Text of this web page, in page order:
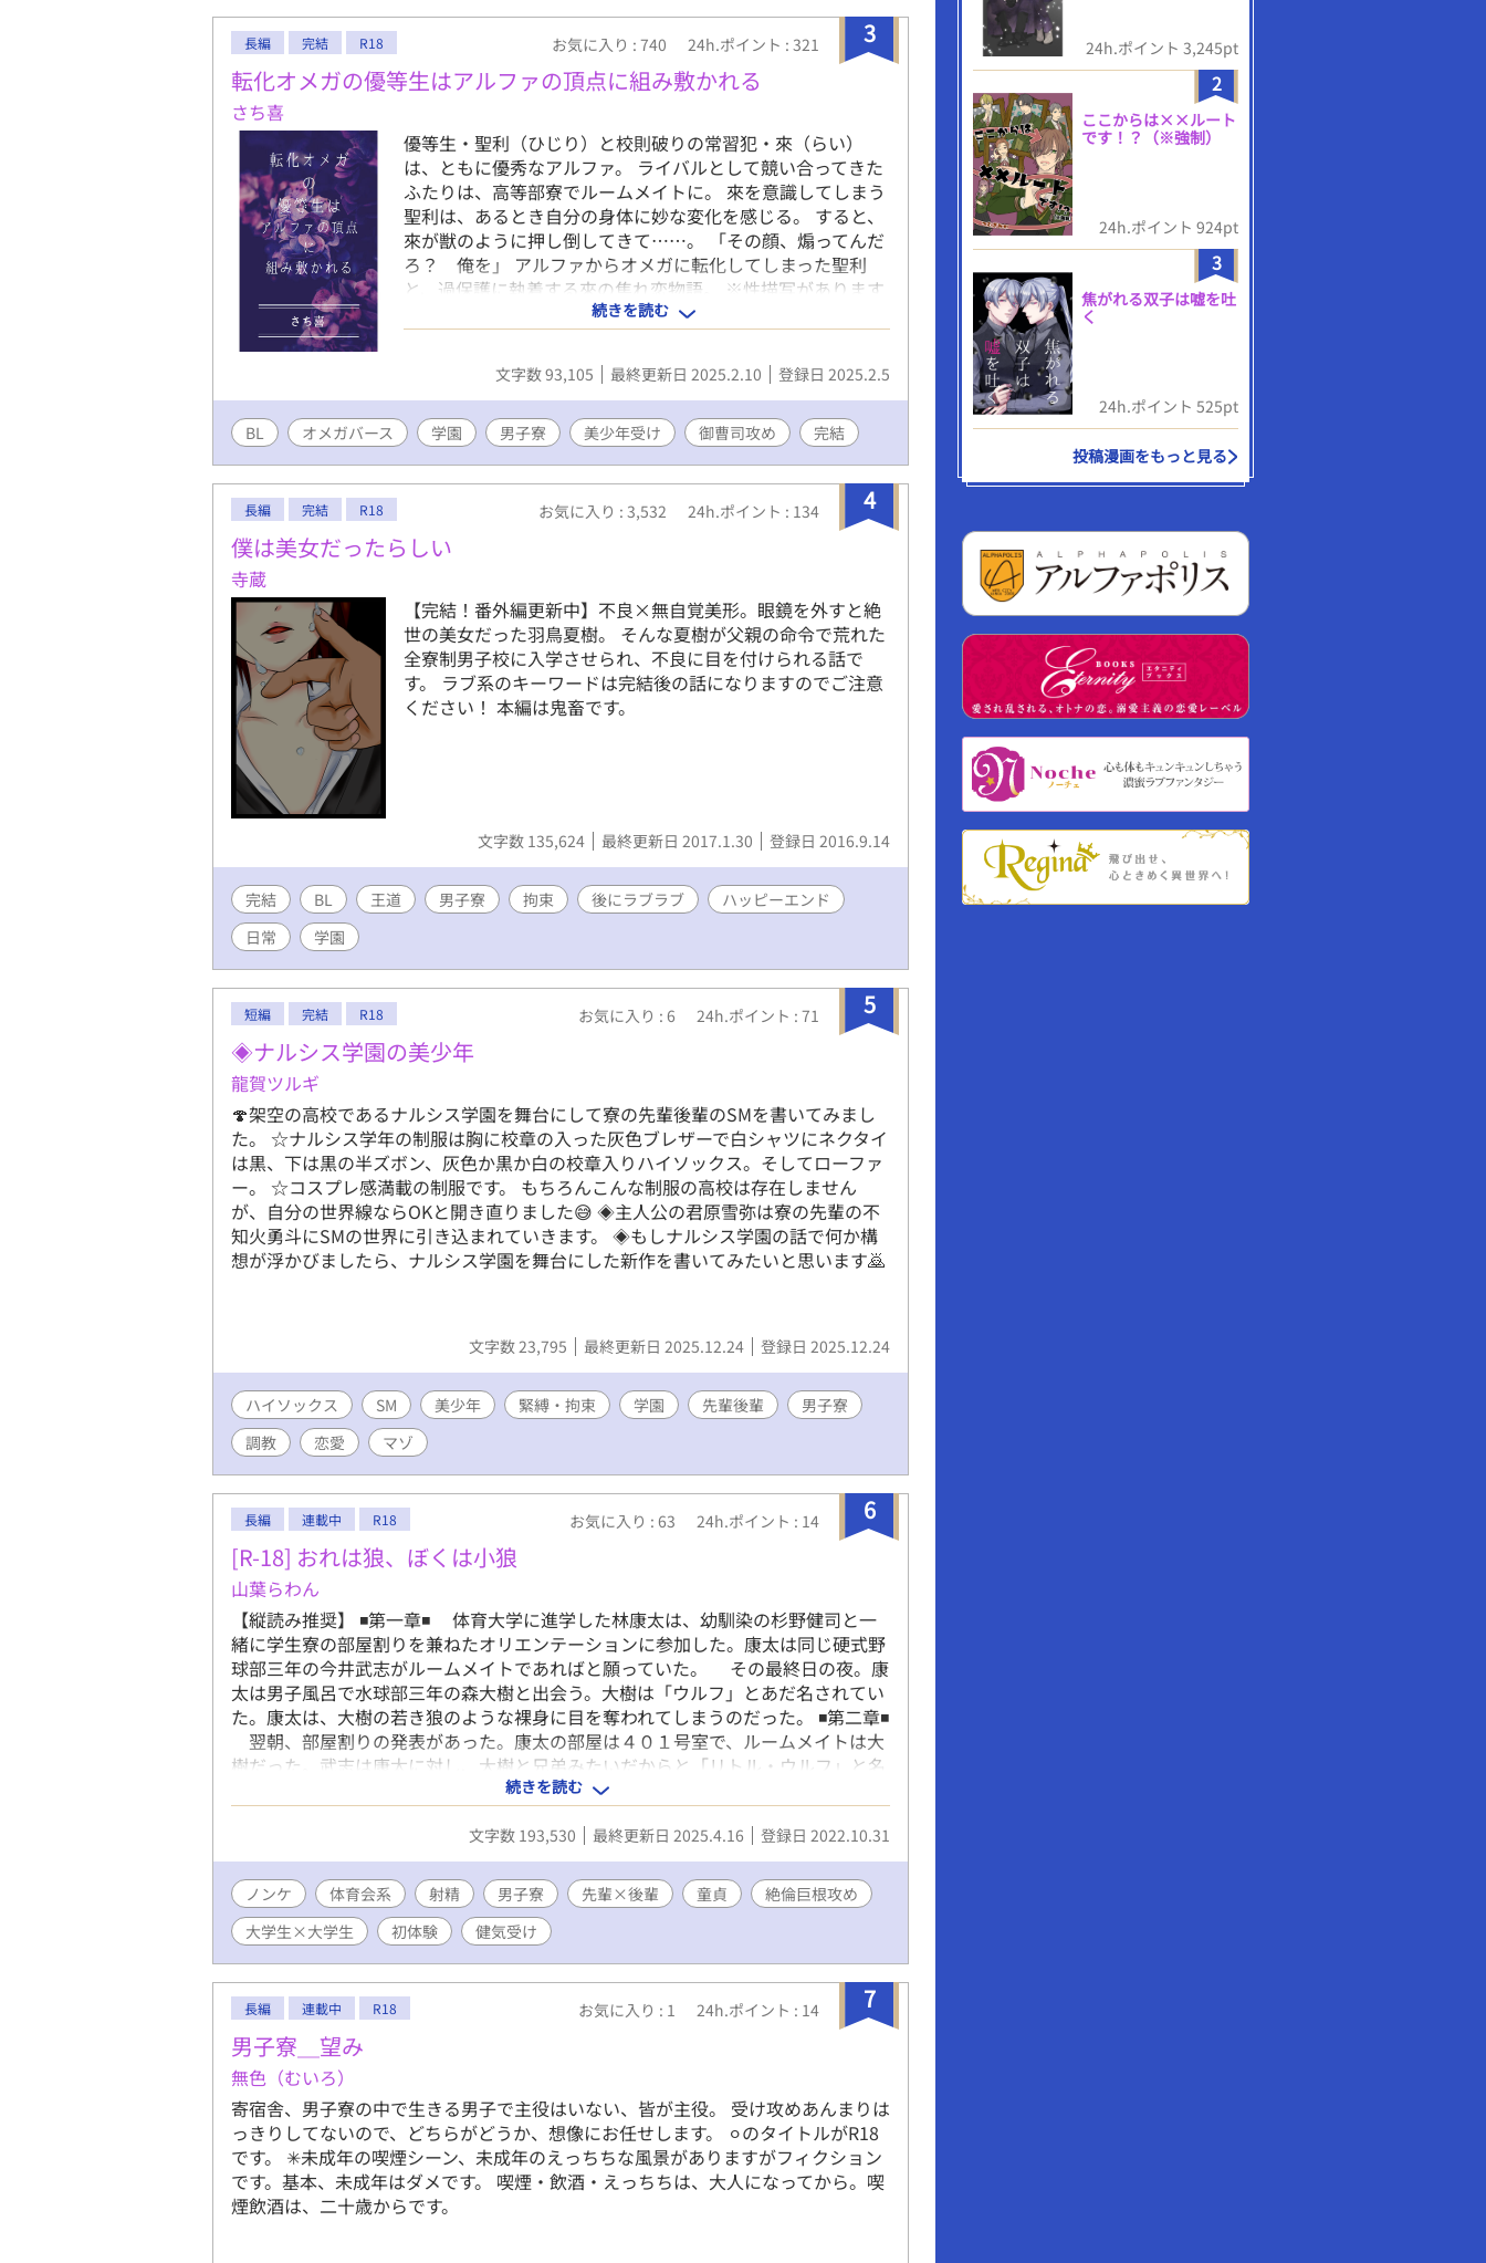
3
長編 完結 R18 お気に入り : 740 24h.ポイント : 321
転化オメガの優等生はアルファの頂点に組み敷かれる
さち喜
優等生・聖利（ひじり）と校則破りの常習犯・來（らい）
は、ともに優秀なアルファ。 ライバルとして競い合ってきた
ふたりは、高等部寮でルームメイトに。 來を意識してしまう
聖利は、あるとき自分の身体に妙な変化を感じる。 すると、
來が獣のように押し倒してきて……。 「その顔、煽ってんだ
ろ？ 俺を」 アルファからオメガに転化してしまった聖利
と、過保護に執着する來の焦れ恋物語。 ※性描写があります
ので、苦手な方はご注意ください。 ※2021年に他サイトで連
載した作品です。ラストに番外編を加筆予定です。 ☆登場人
物☆ 楠見野聖利（くすみのひじり） 高校一年、175センチ、
黒髪の美少年アルファ。 中等部から学年トップの秀才。 來に
ス性が転化しアルファからオメガになってしまう。 海瀬來
（かいせらい） 高校一年、185センチ、端正な顔立ちのアル
ファ。 聖利のライバルで、身体能力は聖利より上。 海瀬グル
ープの御曹司。さらに成績優秀なため、多少素行が悪くても
教師も生徒も手出しできない。 聖利のオメガ転化を前にして
自身を抑えきれず……。
続きを読む
文字数 93,105 最終更新日 2025.2.10 登録日 2025.2.5
BL オメガバース 学園 男子寮 美少年受け 御曹司攻め 完結
4
長編 完結 R18 お気に入り : 3,532 24h.ポイント : 134
僕は美女だったらしい
寺蔵
【完結！番外編更新中】不良×無自覚美形。眼鏡を外すと絶
世の美女だった羽鳥夏樹。 そんな夏樹が父親の命令で荒れた
全寮制男子校に入学させられ、不良に目を付けられる話で
す。 ラブ系のキーワードは完結後の話になりますのでご注意
ください！ 本編は鬼畜です。
文字数 135,624 最終更新日 2017.1.30 登録日 2016.9.14
完結 BL 王道 男子寮 拘束 後にラブラブ
ハッピーエンド
日常
学園
5
短編 完結 R18 お気に入り : 6 24h.ポイント : 71
◈ナルシス学園の美少年
龍賀ツルギ
🍄架空の高校であるナルシス学園を舞台にして寮の先輩後輩のSMを書いてみまし
た。 ☆ナルシス学年の制服は胸に校章の入った灰色ブレザーで白シャツにネクタイ
は黒、下は黒の半ズボン、灰色か黒か白の校章入りハイソックス。そしてローファ
ー。 ☆コスプレ感満載の制服です。 もちろんこんな制服の高校は存在しません
が、自分の世界線ならOKと開き直りました😅 ◈主人公の君原雪弥は寮の先輩の不
知火勇斗にSMの世界に引き込まれていきます。 ◈もしナルシス学園の話で何か構
想が浮かびましたら、ナルシス学園を舞台にした新作を書いてみたいと思います🙇
文字数 23,795 最終更新日 2025.12.24 登録日 2025.12.24
ハイソックス SM 美少年 緊縛・拘束 学園 先輩後輩
男子寮
調教
恋愛 マゾ
6
長編 連載中 R18 お気に入り : 63 24h.ポイント : 14
[R-18] おれは狼、ぼくは小狼
山葉らわん
【縦読み推奨】 ◾️第一章◾️ 体育大学に進学した林康太は、幼馴染の杉野健司と一
緒に学生寮の部屋割りを兼ねたオリエンテーションに参加した。康太は同じ硬式野
球部三年の今井武志がルームメイトであればと願っていた。 その最終日の夜。康
太は男子風呂で水球部三年の森大樹と出会う。大樹は「ウルフ」とあだ名されてい
た。康太は、大樹の若き狼のような裸身に目を奪われてしまうのだった。 ◾️第二章◾️
翌朝、部屋割りの発表があった。康太の部屋は４０１号室で、ルームメイトは大
樹だった。武志は康太に対し、大樹と兄弟みたいだからと「リトル・ウルフ」と名
づける。どうやら大樹と康太は「そっくりだから」同室になったらしかった。 ◾️第
三章◾️ 大樹は康太に「要らない寮の規則は、片っ端から破っていこう」と誘いか
ける。康太もその考えには基本的に賛成だった。 その夜は、寮の行事「貫通式」
が行われることになっていて、寮長の勝利が大樹にビニール袋を渡した。そして消
灯時間、大樹がビニール袋の中身を康太に見せた。それはコンドームだった。大樹
と康太は素裸かになって、「貫通式」に臨んだ。 ◼️第四章◼️ 康太は周囲から「ウ
ルフ森と貫通式をした新入生」として見られている。寮長の勝利や硬式野球部の先
輩である武志に至っては、遠慮なしに大樹と康太の親密さを口にする。しかし大樹
はそのことをなんとも思っていないようで、康太は悩んでしまう。 ◾️第五章◾️ 現
在、「ワン・モア・チャンス」として執筆中。
続きを読む
文字数 193,530 最終更新日 2025.4.16 登録日 2022.10.31
ノンケ 体育会系 射精 男子寮 先輩×後輩 童貞
絶倫巨根攻め
大学生×大学生
初体験 健気受け
7
長編 連載中 R18 お気に入り : 1 24h.ポイント : 14
男子寮＿望み
無色（むいろ）
寄宿舎、男子寮の中で生きる男子で主役はいない、皆が主役。 受け攻めあんまりは
っきりしてないので、どちらがどうか、想像にお任せします。 ⚪︎のタイトルがR18
です。 ✳︎未成年の喫煙シーン、未成年のえっちちな風景がありますがフィクション
です。基本、未成年はダメです。 喫煙・飲酒・えっちちは、大人になってから。喫
煙飲酒は、二十歳からです。
24h.ポイント 3,245pt
2
ここからは××ルート
です！？（※強制）
24h.ポイント 924pt
3
焦がれる双子は嘘を吐
く
24h.ポイント 525pt
投稿漫画をもっと見る